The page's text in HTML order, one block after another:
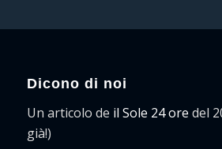
Dicono di noi
Un articolo de il Sole 24 ore del
già!)